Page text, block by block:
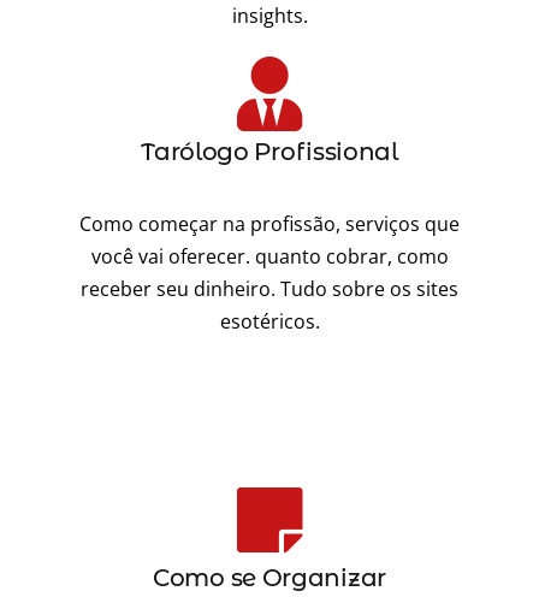
insights.
Tarólogo Profissional
Como começar na profissão, serviços que
você vai oferecer. quanto cobrar, como
receber seu dinheiro. Tudo sobre os sites
esotéricos.
Como se Organizar